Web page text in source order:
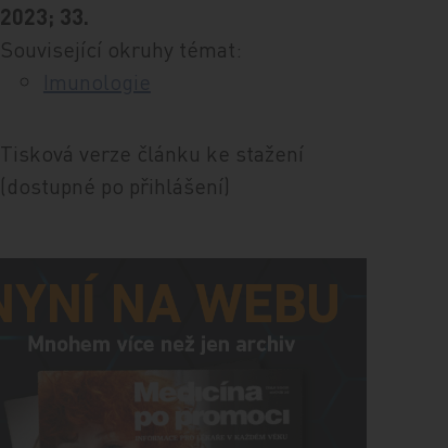
2023; 33.
Související okruhy témat:
Tisková verze článku ke stažení
(dostupné po přihlášení)